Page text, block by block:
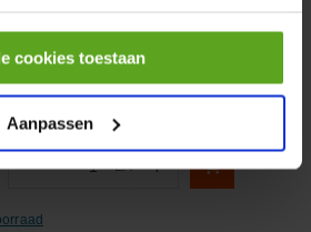
cookies toestaan
Aanpassen
Artikelnummer:3608960
Merknaam:Caterpillar
− Aantal
EA +